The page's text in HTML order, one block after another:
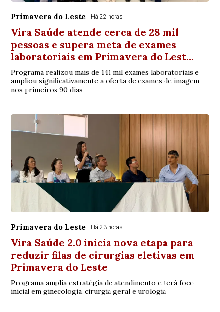
Primavera do Leste Há 22 horas
Vira Saúde atende cerca de 28 mil
pessoas e supera meta de exames
laboratoriais em Primavera do Lest…
Programa realizou mais de 141 mil exames laboratoriais e
ampliou significativamente a oferta de exames de imagem
nos primeiros 90 dias
Primavera do Leste Há 23 horas
Vira Saúde 2.0 inicia nova etapa para
reduzir filas de cirurgias eletivas em
Primavera do Leste
Programa amplia estratégia de atendimento e terá foco
inicial em ginecologia, cirurgia geral e urologia